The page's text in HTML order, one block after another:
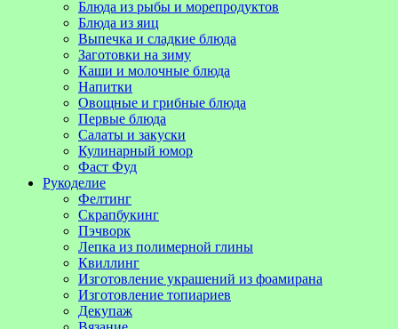
Блюда из рыбы и морепродуктов
Блюда из яиц
Выпечка и сладкие блюда
Заготовки на зиму
Каши и молочные блюда
Напитки
Овощные и грибные блюда
Первые блюда
Салаты и закуски
Кулинарный юмор
Фаст Фуд
Рукоделие
Фелтинг
Скрапбукинг
Пэчворк
Лепка из полимерной глины
Квиллинг
Изготовление украшений из фоамирана
Изготовление топиариев
Декупаж